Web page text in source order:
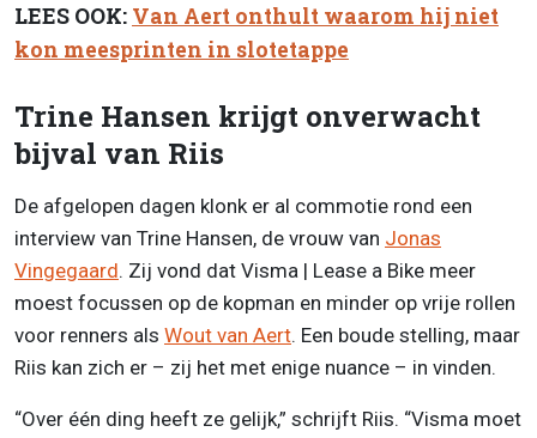
LEES OOK: Van Aert onthult waarom hij niet
kon meesprinten in slotetappe
Trine Hansen krijgt onverwacht
bijval van Riis
De afgelopen dagen klonk er al commotie rond een
interview van Trine Hansen, de vrouw van Jonas
Vingegaard. Zij vond dat Visma | Lease a Bike meer
moest focussen op de kopman en minder op vrije rollen
voor renners als Wout van Aert. Een boude stelling, maar
Riis kan zich er – zij het met enige nuance – in vinden.
“Over één ding heeft ze gelijk,” schrijft Riis. “Visma moet